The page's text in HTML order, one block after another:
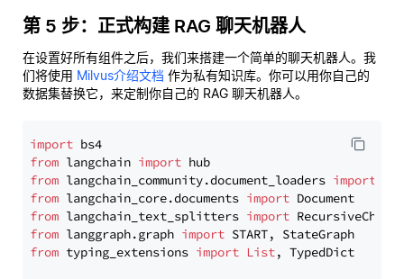
第 5 步：正式构建 RAG 聊天机器人
在设置好所有组件之后，我们来搭建一个简单的聊天机器人。我
们将使用 Milvus介绍文档 作为私有知识库。你可以用你自己的
数据集替换它，来定制你自己的 RAG 聊天机器人。
import
from langchain import
from langchain_community.document_loaders import
from langchain_core.documents import
from langchain_text_splitters import
from langgraph.graph import
from typing_extensions import List, TypedDict